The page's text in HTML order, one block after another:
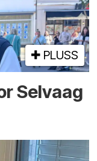
PLUSS
Selvaag